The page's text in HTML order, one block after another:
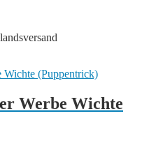
Werbe Wichte